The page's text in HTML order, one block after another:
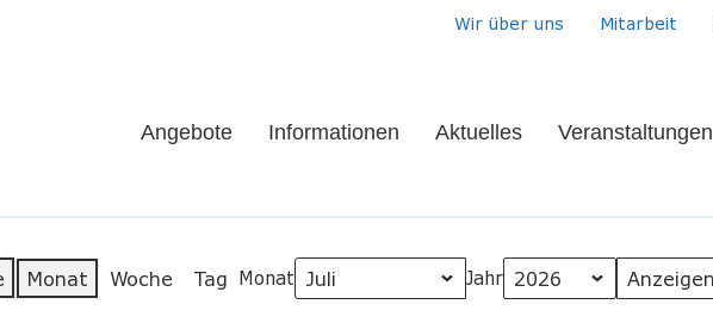
Wir über uns Mitarbeit
Angebote Informationen Aktuelles Veranstaltungen
Monat Woche Tag Monat Jahr